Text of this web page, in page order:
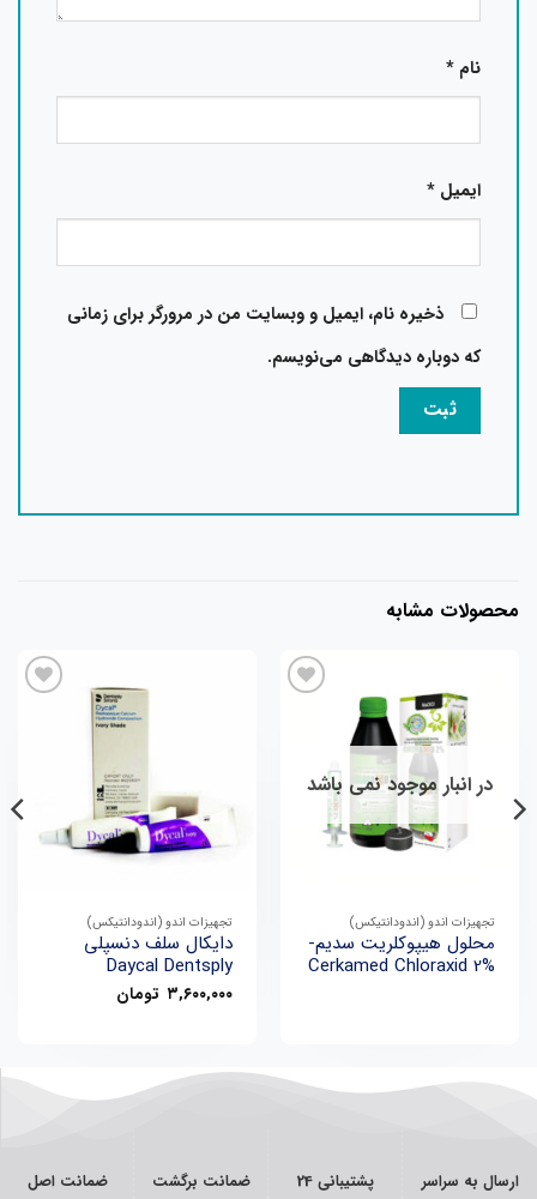
*
ایمیل*
ذخیره نام، ایمیل و وبسایت من در مرورگر برای زمانی
که دوباره دیدگاهی می‌نویسم.
مشابه
مندی
ها
در انبار موجود نمی باشد
تجهیزات اندو (اندودانتیکس)
محلول هیپوکلریت سدیم-
Cerkamed Chloraxid 2%
تجهیزات اندو (اندودانتیکس)
دایکال سلف دنسپلی
Daycal Dentsply
۳,۶۰۰,۰۰۰ تومان
به سراسر
پشتیبانی 24
ضمانت برگشت
ضمانت اصل